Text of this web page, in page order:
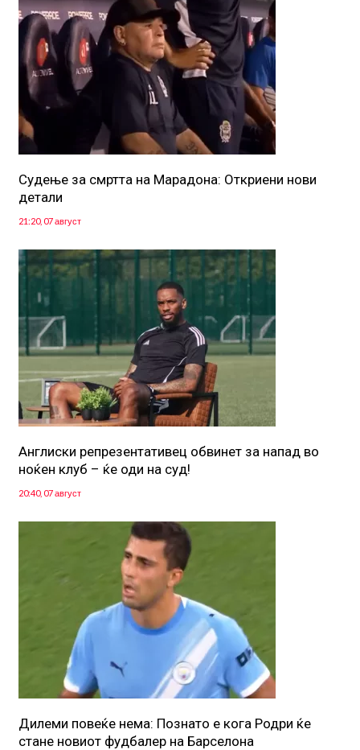
Судење за смртта на Марадона: Откриени нови
детали
21:20, 07 август
Англиски репрезентативец обвинет за напад во
ноќен клуб – ќе оди на суд!
20:40, 07 август
Дилеми повеќе нема: Познато е кога Родри ќе
стане новиот фудбалер на Барселона